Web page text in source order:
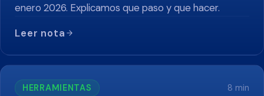
enero 2026. Explicamos que paso y que hacer.
Leer nota
HERRAMIENTAS 8 min